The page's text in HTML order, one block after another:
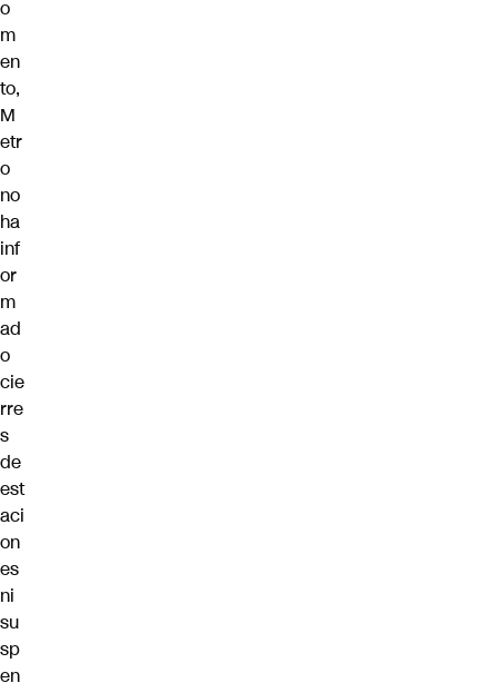
o
m
en
to,
M
etr
o
no
ha
inf
or
m
ad
o
cie
rre
s
de
est
aci
on
es
ni
su
sp
en